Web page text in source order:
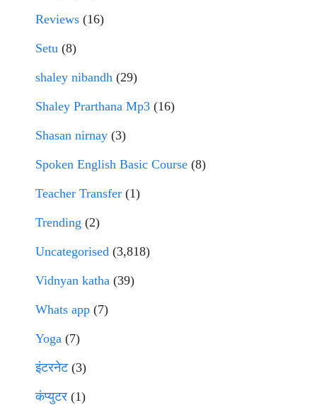
Reviews (16)
Setu (8)
shaley nibandh (29)
Shaley Prarthana Mp3 (16)
Shasan nirnay (3)
Spoken English Basic Course (8)
Teacher Transfer (1)
Trending (2)
Uncategorised (3,818)
Vidnyan katha (39)
Whats app (7)
Yoga (7)
इंटरनेट(3)
कंप्युटर (1)